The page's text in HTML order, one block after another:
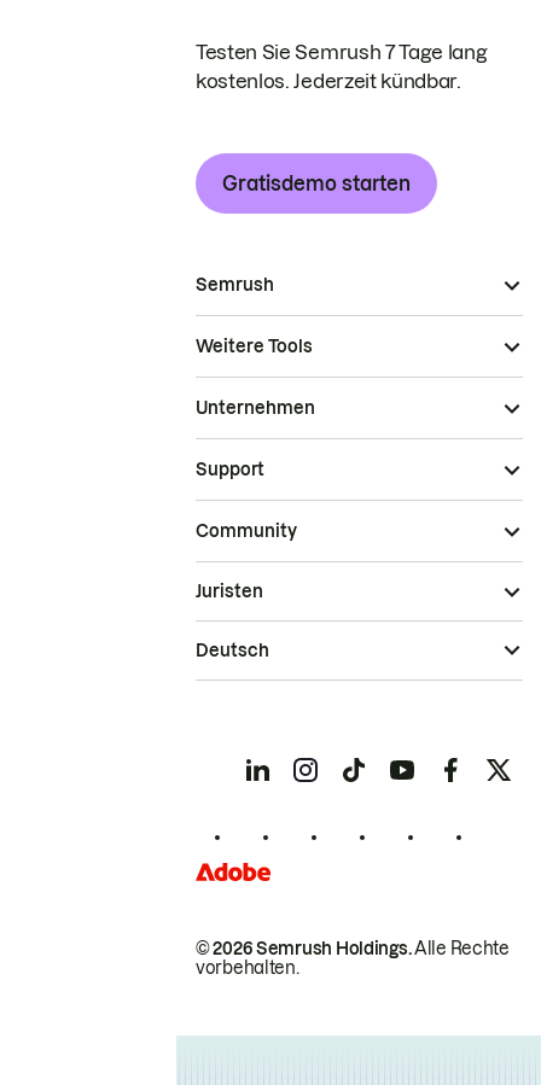
Testen Sie Semrush 7 Tage lang
kostenlos. Jederzeit kündbar.
Gratisdemo starten
Semrush
Weitere Tools
Unternehmen
Support
Community
© 2026 Semrush Holdings.Alle Rechte
vorbehalten.
Juristen
Deutsch